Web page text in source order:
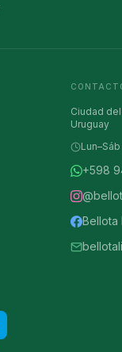
Ciudad
Uruguay
Lun–Sáb
+598
Bellota